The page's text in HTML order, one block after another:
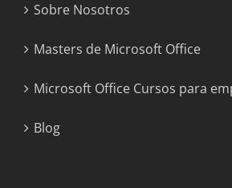
Sobre Nosotros
Masters de Microsoft Office
Microsoft Office Cursos para
Blog